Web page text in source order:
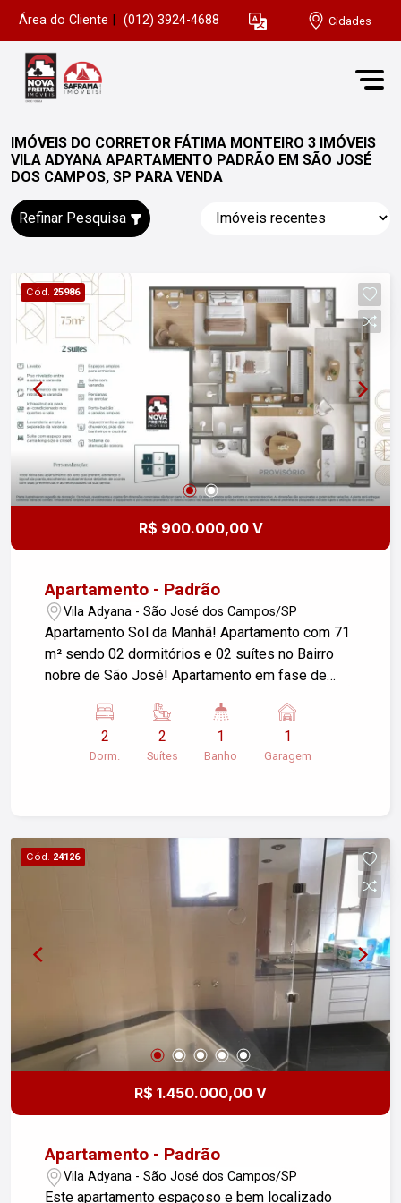
Área do Cliente (012) 3924-4688 Cidades
IMÓVEIS DO CORRETOR FÁTIMA MONTEIRO 3 IMÓVEIS
VILA ADYANA APARTAMENTO PADRÃO EM SÃO JOSÉ
DOS CAMPOS, SP PARA VENDA
Refinar Pesquisa
Cód. 25986
R$ 900.000,00 V
Apartamento - Padrão
Vila Adyana - São José dos Campos/SP
Apartamento Sol da Manhã! Apartamento com 71
m² sendo 02 dormitórios e 02 suítes no Bairro
nobre de São José! Apartamento em fase de
2
Dorm.
2
Suítes
1
Banho
1
Garagem
Cód. 24126
R$ 1.450.000,00 V
Apartamento - Padrão
Vila Adyana - São José dos Campos/SP
Este apartamento espaçoso e bem localizado